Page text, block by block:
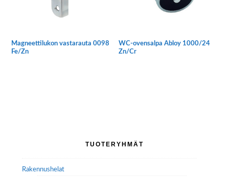
Magneettilukon vastarauta 0098
Fe/Zn
WC-ovensalpa Abloy 1000/24
Zn/Cr
TUOTERYHMÄT
Rakennushelat